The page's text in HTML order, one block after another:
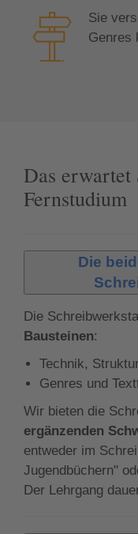
Sie
Genres
Das
Fernstudium
Die
Die
Bausteinen:
Technik,
Genres und
Wir bieten die
ergänzenden
entweder im
Jugendbüchern"
Der Lehrgang